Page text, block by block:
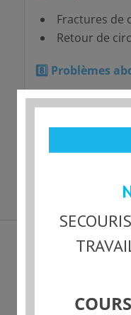
Fractures de
Retour de
8️⃣ Problèmes
Douleur